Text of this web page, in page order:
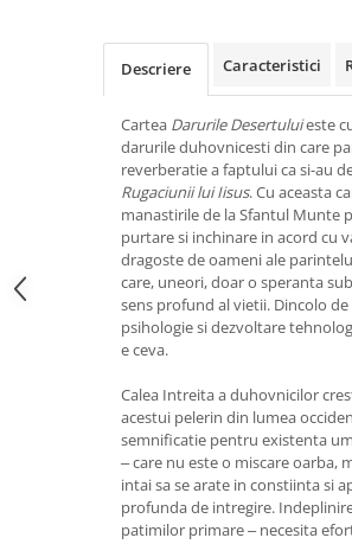
Relații de cuplu
Psihologie practică
Lumea îngerilor
Seria Masaru Emoto
Inspiraţie divină
Vindecare spirituală
Viaţa de după moarte
Supă de pui pentru suflet
Descriere Caracteristici
Cartea Darurile Desertuluieste
darurile duhovnicesti din care
reverberatie a faptului ca si-au
Rugaciunii lui Iisus. Cu aceasta
manastirile de la Sfantul Munte
purtare si inchinare in acord cu
dragoste de oameni ale
care, uneori, doar o speranta
sens profund al vietii. Dincolo
psihologie si dezvoltare
e ceva.
Calea Intreita a duhovnicilor
acestui pelerin din lumea
semnificatie pentru existenta
‒ care nu este o miscare oarba,
intai sa se arate in constiinta si
profunda de intregire.
patimilor primare ‒ necesita